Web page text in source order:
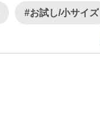
#お試し/小サイズ